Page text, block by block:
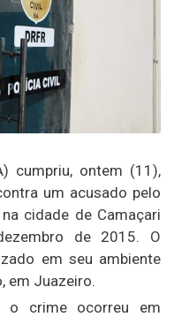
cumpriu, ontem (11),
um acusado pelo
cidade de Camaçari
de 2015. O
em seu ambiente
em Juazeiro.
o crime ocorreu em